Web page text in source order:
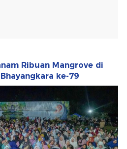
Ribuan Mangrove di
ke-79